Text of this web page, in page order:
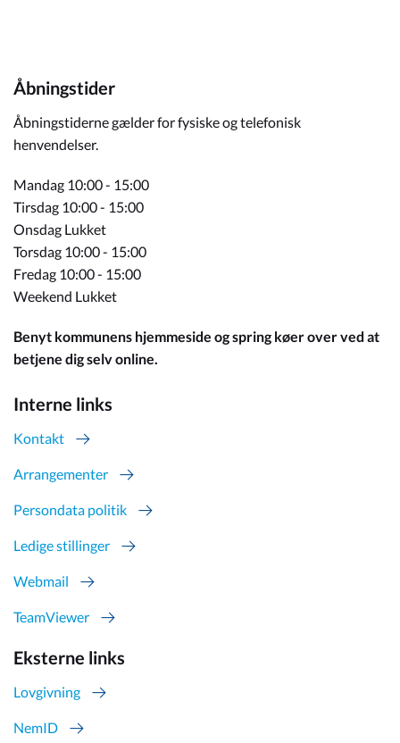
Åbningstider
Åbningstiderne gælder for fysiske og telefonisk
henvendelser.
Mandag 10:00 - 15:00
Tirsdag 10:00 - 15:00
Onsdag Lukket
Torsdag 10:00 - 15:00
Fredag 10:00 - 15:00
Weekend Lukket
Benyt kommunens hjemmeside og spring køer over ved at
betjene dig selv online.
Interne links
Kontakt
Arrangementer
Persondata politik
Ledige stillinger
Webmail
TeamViewer
Eksterne links
Lovgivning
NemID